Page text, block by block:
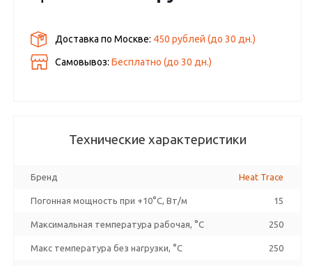
Доставка по Москве: 450 рублей (до30 дн.)
Самовывоз:Бесплатно (до30 дн.)
Технические характеристики
Бренд Heat Trace
Погонная мощность при +10°С, Вт/м 15
Максимальная температура рабочая, °C 250
Макс температура без нагрузки, °C 250